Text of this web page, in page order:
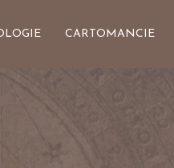
CARTOMANCIE